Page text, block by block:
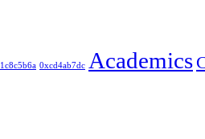
0xcd4ab7dc Academics